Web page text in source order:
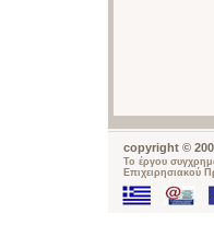
copyright ©
Το έργου
Επιχειρησιακού